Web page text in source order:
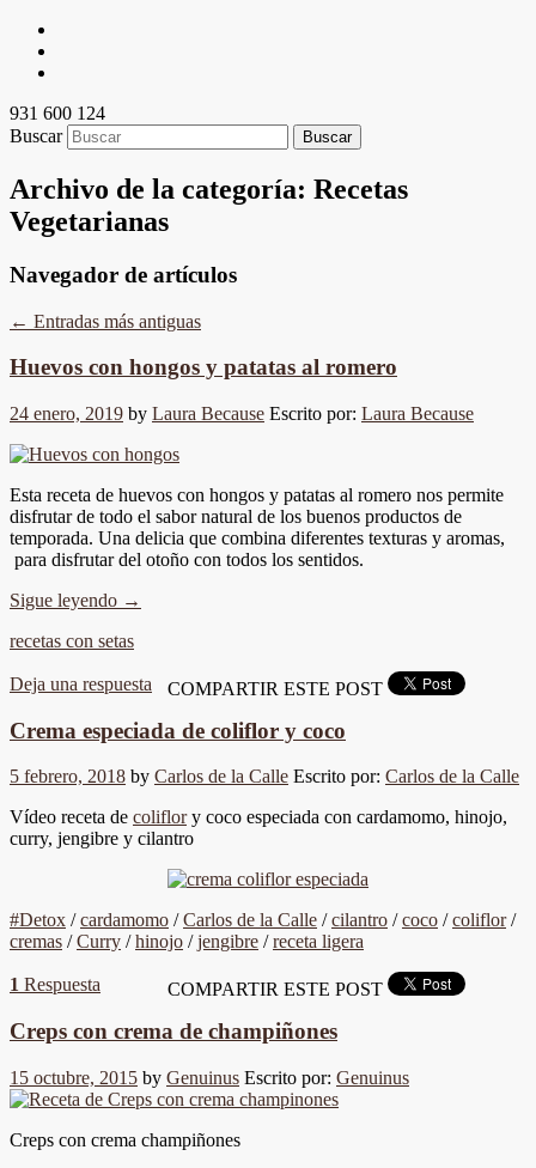
931 600 124
Buscar
Archivo de la categoría: Recetas
Vegetarianas
Navegador de artículos
← Entradas más antiguas
Huevos con hongos y patatas al romero
24 enero, 2019 by Laura Because Escrito por: Laura Because
Esta receta de huevos con hongos y patatas al romero nos permite
disfrutar de todo el sabor natural de los buenos productos de
temporada. Una delicia que combina diferentes texturas y aromas,
para disfrutar del otoño con todos los sentidos.
Sigue leyendo →
recetas con setas
Deja una respuesta COMPARTIR ESTE POST
Crema especiada de coliflor y coco
5 febrero, 2018 by Carlos de la Calle Escrito por: Carlos de la Calle
Vídeo receta de coliflory coco especiada con cardamomo, hinojo,
curry, jengibre y cilantro
#Detox /cardamomo /Carlos de la Calle /cilantro /coco /coliflor/
cremas /Curry /hinojo /jengibre /receta ligera
1 Respuesta COMPARTIR ESTE POST
Creps con crema de champiñones
15 octubre, 2015 by Genuinus Escrito por: Genuinus
Creps con crema champiñones